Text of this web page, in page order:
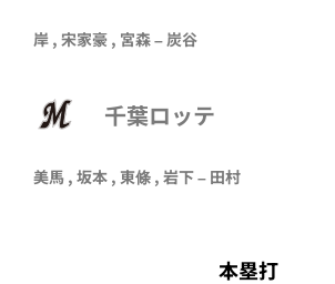
岸 , 宋家豪 , 宮森–炭谷
千葉ロッテ
美馬 , 坂本 , 東條 , 岩下– 田村
本塁打